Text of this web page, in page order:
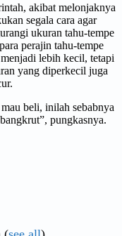
akibat melonjaknya
segala cara agar
ukuran tahu-tempe
perajin tahu-tempe
lebih kecil, tetapi
yang diperkecil juga
beli, inilah sebabnya
pungkasnya.